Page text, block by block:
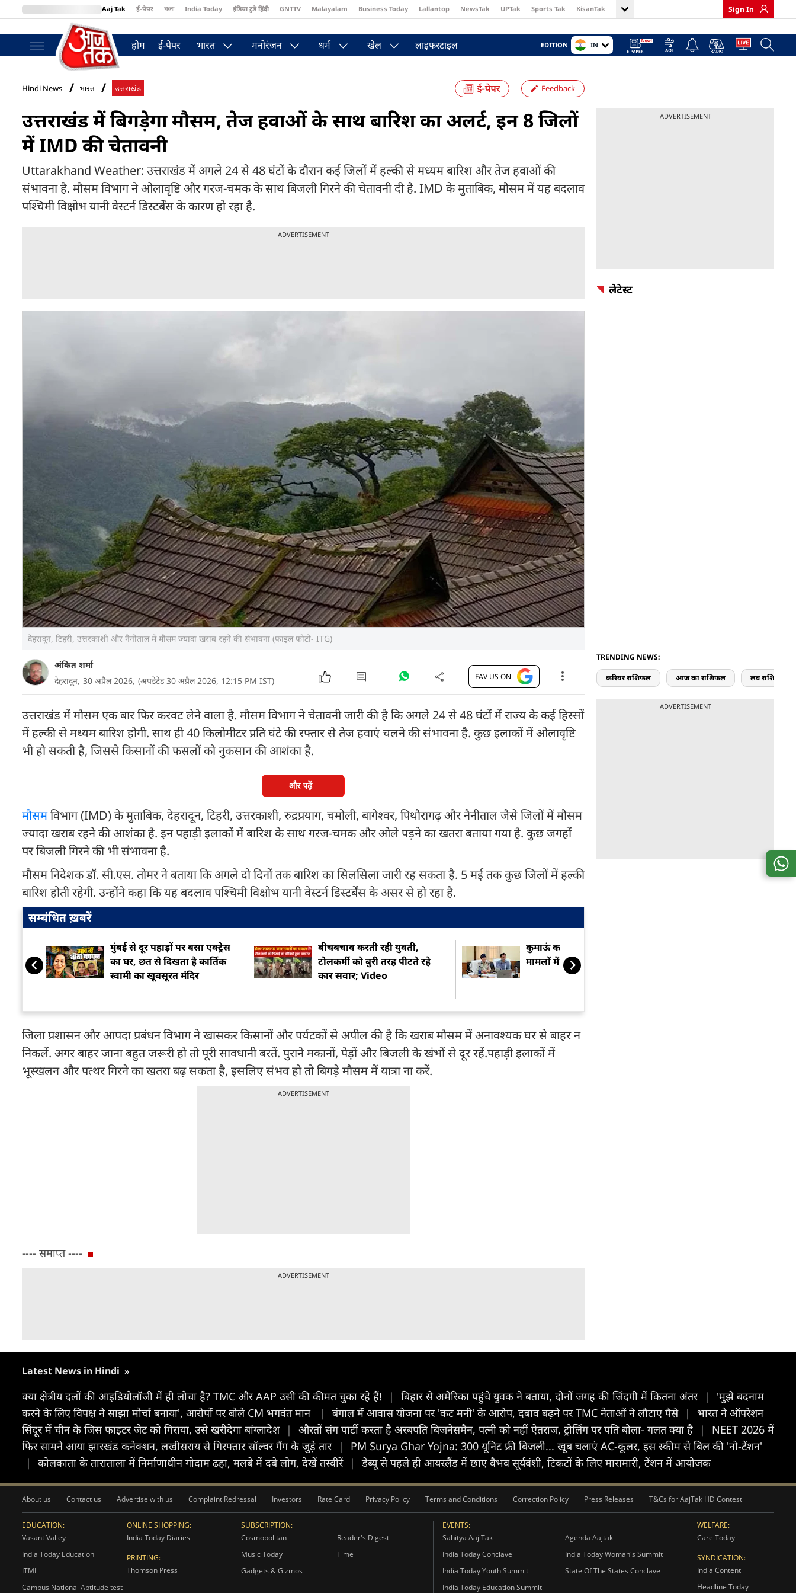
Aaj Tak ई-पेपर বাংলা India Today इंडिया टुडे हिंदी GNTTV Malayalam Business Today Lallantop NewsTak UPTak Sports Tak KisanTak
BT Bazaar
Sign In
होम ई-पेपर भारत मनोरंजन धर्म खेल लाइफस्टाइल EDITION IN
Hindi News भारत उत्तराखंड Feedback
उत्तराखंड में बिगड़ेगा मौसम, तेज हवाओं के साथ बारिश का अलर्ट, इन 8 जिलों
में IMD की चेतावनी
Uttarakhand Weather: उत्तराखंड में अगले 24 से 48 घंटों के दौरान कई जिलों में हल्की से मध्यम बारिश और तेज हवाओं की
संभावना है. मौसम विभाग ने ओलावृष्टि और गरज-चमक के साथ बिजली गिरने की चेतावनी दी है. IMD के मुताबिक, मौसम में यह बदलाव
पश्चिमी विक्षोभ यानी वेस्टर्न डिस्टर्बेंस के कारण हो रहा है.
ADVERTISEMENT
देहरादून, टिहरी, उत्तरकाशी और नैनीताल में मौसम ज्यादा खराब रहने की संभावना (फाइल फोटो- ITG)
अंकित शर्मा
देहरादून, 30 अप्रैल 2026, (अपडेटेड 30 अप्रैल 2026, 12:15 PM IST) FAV US ON
उत्तराखंड में मौसम एक बार फिर करवट लेने वाला है. मौसम विभाग ने चेतावनी जारी की है कि अगले 24 से 48 घंटों में राज्य के कई हिस्सों
में हल्की से मध्यम बारिश होगी. साथ ही 40 किलोमीटर प्रति घंटे की रफ्तार से तेज हवाएं चलने की संभावना है. कुछ इलाकों में ओलावृष्टि
भी हो सकती है, जिससे किसानों की फसलों को नुकसान की आशंका है.
और पढ़ें
मौसमविभाग (IMD) के मुताबिक, देहरादून, टिहरी, उत्तरकाशी, रुद्रप्रयाग, चमोली, बागेश्वर, पिथौरागढ़ और नैनीताल जैसे जिलों में मौसम
ज्यादा खराब रहने की आशंका है. इन पहाड़ी इलाकों में बारिश के साथ गरज-चमक और ओले पड़ने का खतरा बताया गया है. कुछ जगहों
पर बिजली गिरने की भी संभावना है.
मौसम निदेशक डॉ. सी.एस. तोमर ने बताया कि अगले दो दिनों तक बारिश का सिलसिला जारी रह सकता है. 5 मई तक कुछ जिलों में हल्की
बारिश होती रहेगी. उन्होंने कहा कि यह बदलाव पश्चिमी विक्षोभ यानी वेस्टर्न डिस्टर्बेंस के असर से हो रहा है.
सम्बंधित ख़बरें
मुंबई से दूर पहाड़ों पर बसा एक्ट्रेस
का घर, छत से दिखता है कार्तिक
स्वामी का खूबसूरत मंदिर
बीचबचाव करती रही युवती,
टोलकर्मी को बुरी तरह पीटते रहे
कार सवार; Video
कुमाऊं कमिश्नर का बड़ा प्रहार, 30
मामलों में FIR के निर्देश
जिला प्रशासन और आपदा प्रबंधन विभाग ने खासकर किसानों और पर्यटकों से अपील की है कि खराब मौसम में अनावश्यक घर से बाहर न
निकलें. अगर बाहर जाना बहुत जरूरी हो तो पूरी सावधानी बरतें. पुराने मकानों, पेड़ों और बिजली के खंभों से दूर रहें.पहाड़ी इलाकों में
भूस्खलन और पत्थर गिरने का खतरा बढ़ सकता है, इसलिए संभव हो तो बिगड़े मौसम में यात्रा ना करें.
ADVERTISEMENT
---- समाप्त ----
ADVERTISEMENT
ADVERTISEMENT
लेटेस्ट
TRENDING NEWS:
करियर राशिफल आज का राशिफल लव राशिफल
ADVERTISEMENT
Latest News in Hindi »
क्या क्षेत्रीय दलों की आइडियोलॉजी में ही लोचा है? TMC और AAP उसी की कीमत चुका रहे हैं! | बिहार से अमेरिका पहुंचे युवक ने बताया, दोनों जगह की जिंदगी में कितना अंतर |
'मुझे बदनाम
करने के लिए विपक्ष ने साझा मोर्चा बनाया', आरोपों पर बोले CM भगवंत मान
| बंगाल में आवास योजना पर 'कट मनी' के आरोप, दबाव बढ़ने पर TMC नेताओं ने लौटाए पैसे |
भारत ने ऑपरेशन
सिंदूर में चीन के जिस फाइटर जेट को गिराया, उसे खरीदेगा बांग्लादेश | औरतों संग पार्टी करता है अरबपति बिजनेसमैन, पत्नी को नहीं ऐतराज, ट्रोलिंग पर पति बोला- गलत क्या है |
NEET 2026 में
फिर सामने आया झारखंड कनेक्शन, लखीसराय से गिरफ्तार सॉल्वर गैंग के जुड़े तार |
PM Surya Ghar Yojna: 300 यूनिट फ्री बिजली... खूब चलाएं AC-कूलर, इस स्कीम से बिल की 'नो-टेंशन'
|
कोलकाता के ताराताला में निर्माणाधीन गोदाम ढहा, मलबे में दबे लोग, देखें तस्वीरें | डेब्यू से पहले ही आयरलैंड में छाए वैभव सूर्यवंशी, टिकटों के लिए मारामारी, टेंशन में आयोजक
About us Contact us Advertise with us Complaint Redressal Investors Rate Card Privacy Policy Terms and Conditions Correction Policy Press Releases T&Cs for AajTak HD Contest
EDUCATION:
Vasant Valley
India Today Education
ITMI
Campus National Aptitude test
ONLINE SHOPPING:
India Today Diaries
PRINTING:
Thomson Press
SUBSCRIPTION:
Cosmopolitan
Reader's Digest
Music Today
Time
Gadgets & Gizmos
EVENTS:
Sahitya Aaj Tak
Agenda Aajtak
India Today Conclave
India Today Woman's Summit
India Today Youth Summit
State Of The States Conclave
India Today Education Summit
WELFARE:
Care Today
SYNDICATION:
India Content
Headline Today